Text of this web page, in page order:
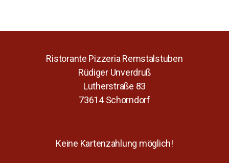
Ristorante Pizzeria Remstalstuben
Rüdiger Unverdruß
Lutherstraße 83
73614 Schorndorf
Keine Kartenzahlung möglich!